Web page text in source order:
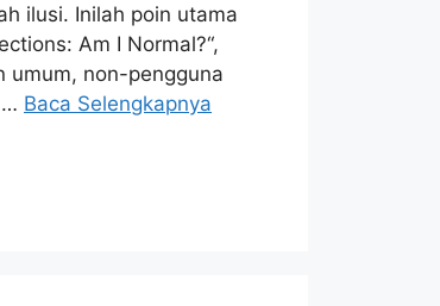
ilusi. Inilah poin utama
Am I Normal?“,
umum, non-pengguna
… Baca Selengkapnya